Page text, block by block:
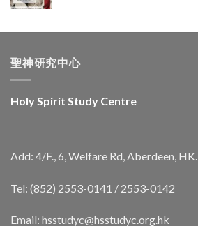
聖神研究中心
Holy Spirit Study Centre
Add: 4/F., 6, Welfare Rd, Aberdeen, HK.
Tel: (852) 2553-0141 / 2553-0142
Email: hsstudyc@hsstudyc.org.hk